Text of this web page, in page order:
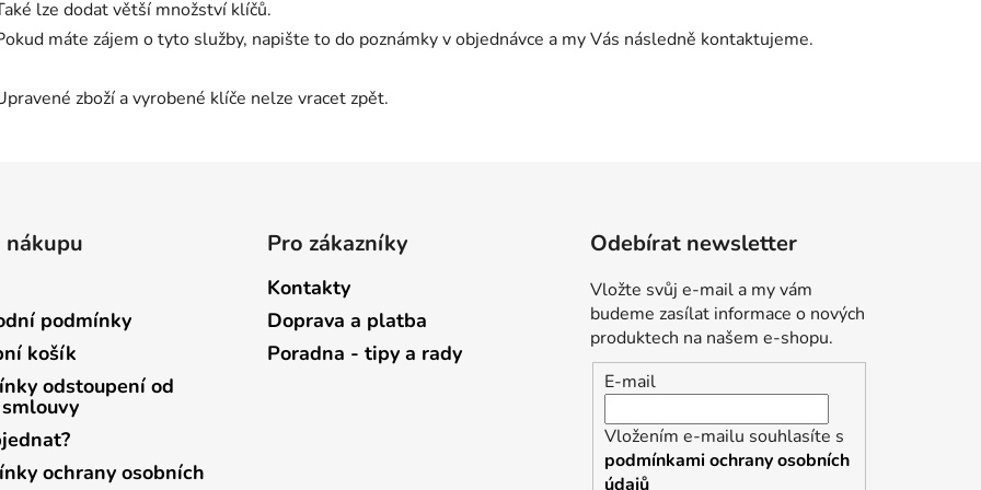
lze dodat větší množství klíčů.
máte zájem o tyto služby, napište to do poznámky v objednávce a my Vás následně kontaktujeme.
zboží a vyrobené klíče nelze vracet zpět.
nákupu
podmínky
košík
odstoupení od
ochrany osobních
Pro zákazníky
Kontakty
Doprava a platba
Poradna - tipy a rady
Odebírat newsletter
Vložte svůj e-mail a my vám
budeme zasílat informace o nových
produktech na našem e-shopu.
E-mail
Vložením e-mailu souhlasíte s
podmínkami ochrany osobních
údajů